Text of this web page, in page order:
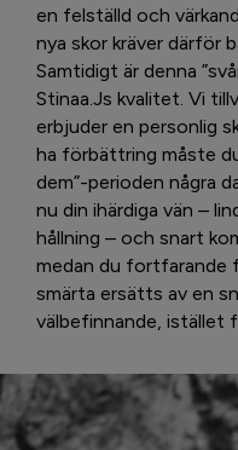
en felställd och
nya skor kräver därför
Samtidigt är denna
Stinaa.Js kvalitet. Vi
erbjuder en personlig
ha förbättring måste
dem”-perioden några
nu din ihärdiga vän –
hållning – och snart
medan du
smärta ersätts av en
välbefinnande, istället